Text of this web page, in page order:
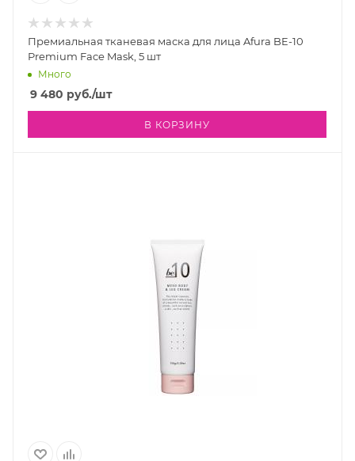
Премиальная тканевая маска для лица Afura BE-10
Premium Face Mask, 5 шт
Много
9 480 руб./шт
В КОРЗИНУ